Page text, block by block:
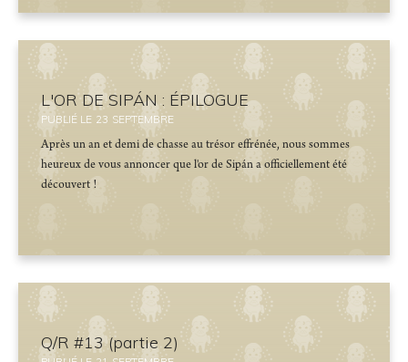
L'OR DE SIPÁN : ÉPILOGUE
PUBLIÉ LE 23 SEPTEMBRE
Après un an et demi de chasse au trésor effrénée, nous sommes
heureux de vous annoncer que l'or de Sipán a officiellement été
découvert !
Q/R #13 (partie 2)